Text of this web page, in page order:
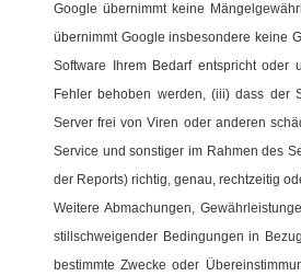
Google übernimmt keine
übernimmt Google insbesondere keine
Software Ihrem Bedarf entspricht oder
Fehler behoben werden, (iii) dass der
Server frei von Viren oder anderen
Service und sonstiger im Rahmen des
der Reports) richtig, genau, rechtzeitig
Weitere Abmachungen,
stillschweigender Bedingungen in
bestimmte Zwecke oder